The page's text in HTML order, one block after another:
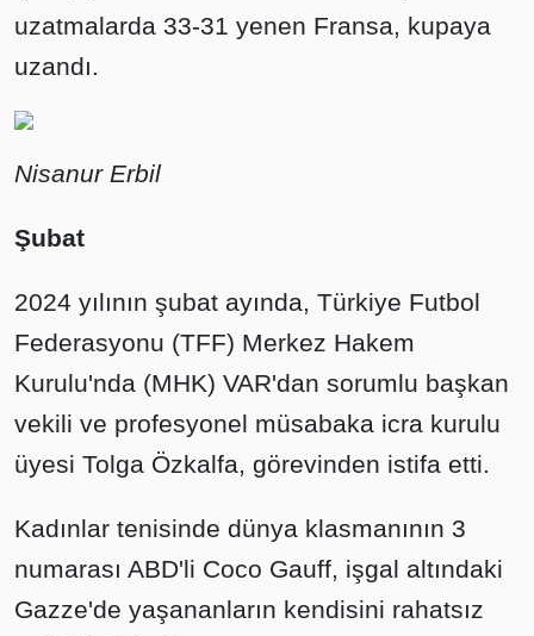
uzatmalarda 33-31 yenen Fransa, kupaya
uzandı.
Nisanur Erbil
Şubat
2024 yılının şubat ayında, Türkiye Futbol
Federasyonu (TFF) Merkez Hakem
Kurulu'nda (MHK) VAR'dan sorumlu başkan
vekili ve profesyonel müsabaka icra kurulu
üyesi Tolga Özkalfa, görevinden istifa etti.
Kadınlar tenisinde dünya klasmanının 3
numarası ABD'li Coco Gauff, işgal altındaki
Gazze'de yaşananların kendisini rahatsız